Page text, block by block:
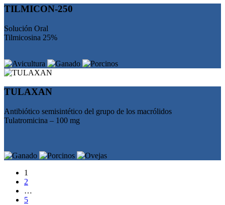
TILMICON-250
Solución Oral
Tilmicosina 25%
TULAXAN
Antibiótico semisintético del grupo de los macrólidos
Tulatromicina – 100 mg
1
2
…
5